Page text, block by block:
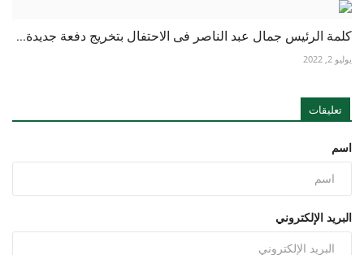
كلمة الرئيس جمال عبد الناصر فى الاحتفال بتخريج دفعة جديدة...
يوليو 2, 2022
تعليقات
اسم
البريد الإلكتروني